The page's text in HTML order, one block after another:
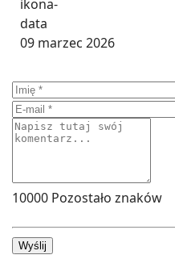
09 marzec 2026
10000 Pozostało znaków
Wyślij